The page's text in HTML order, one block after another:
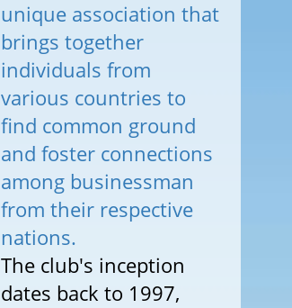
unique association that
brings together
individuals from
various countries to
find common ground
and foster connections
among businessman
from their respective
nations.
The club's inception
dates back to 1997,